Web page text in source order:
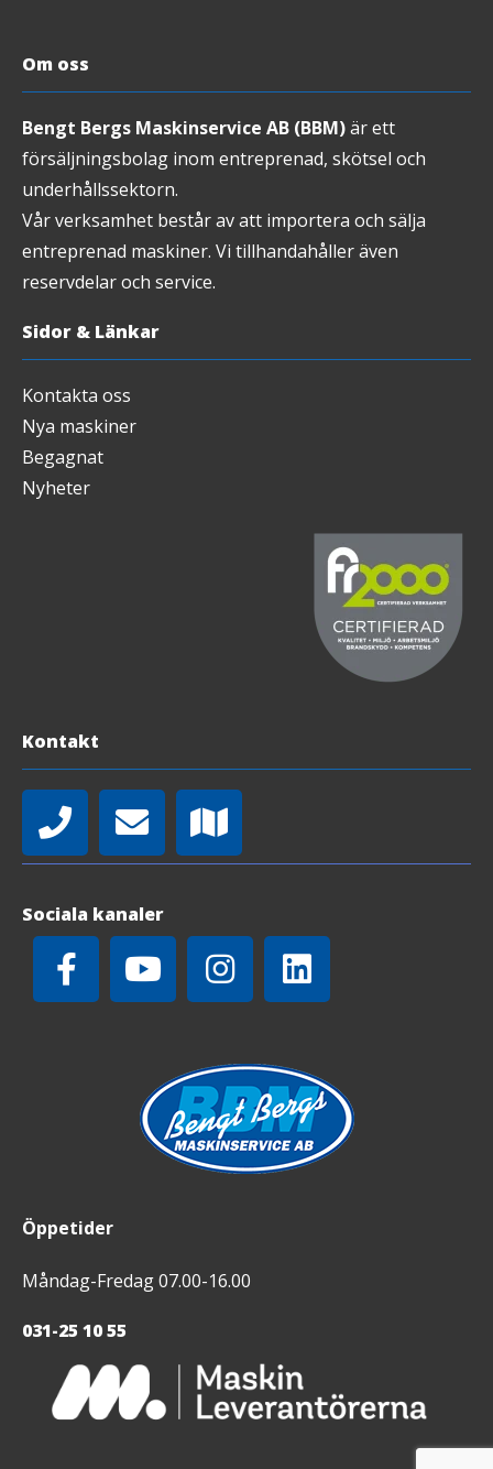
Om oss
Bengt Bergs Maskinservice AB (BBM)är ett
försäljningsbolag inom entreprenad, skötsel och
underhållssektorn.
Vår verksamhet består av att importera och sälja
entreprenad maskiner. Vi tillhandahåller även
reservdelar och service.
Sidor & Länkar
Kontakta oss
Nya maskiner
Begagnat
Nyheter
Kontakt
Sociala kanaler
Öppetider
Måndag-Fredag 07.00-16.00
031-25 10 55